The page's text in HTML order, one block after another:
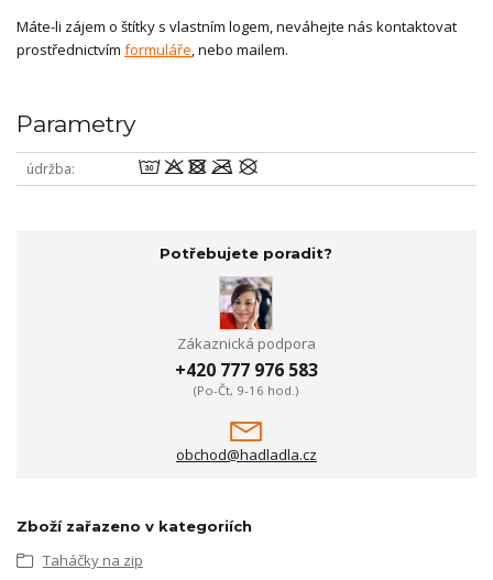
Máte-li zájem o štítky s vlastním logem, neváhejte nás kontaktovat
prostřednictvím formuláře, nebo mailem.
Parametry
údržba wodmU
Potřebujete poradit?
Zákaznická podpora
+420 777 976 583
(Po-Čt, 9-16 hod.)
obchod@hadladla.cz
Zboží zařazeno v kategoriích
Taháčky na zip